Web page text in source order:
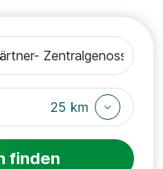
25 km
finden